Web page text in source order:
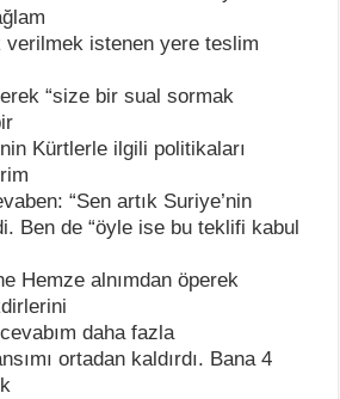
verilmek istenen yere teslim
“size bir sual sormak
Kürtlerle ilgili politikaları
“Sen artık Suriye’nin
Ben de “öyle ise bu teklifi kabul
Hemze alnımdan öperek
daha fazla
ortadan kaldırdı. Bana 4